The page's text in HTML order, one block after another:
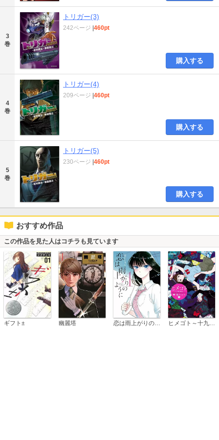
3
巻
トリガー(3)
242ページ 460pt
購入する
4
巻
トリガー(4)
209ページ 460pt
購入する
5
巻
トリガー(5)
230ページ 460pt
購入する
おすすめ作品
この作品を見た人はコチラも見ています
ギフト± 幽麗塔 恋は雨上がりのように ヒメゴト～十九歳の制服～